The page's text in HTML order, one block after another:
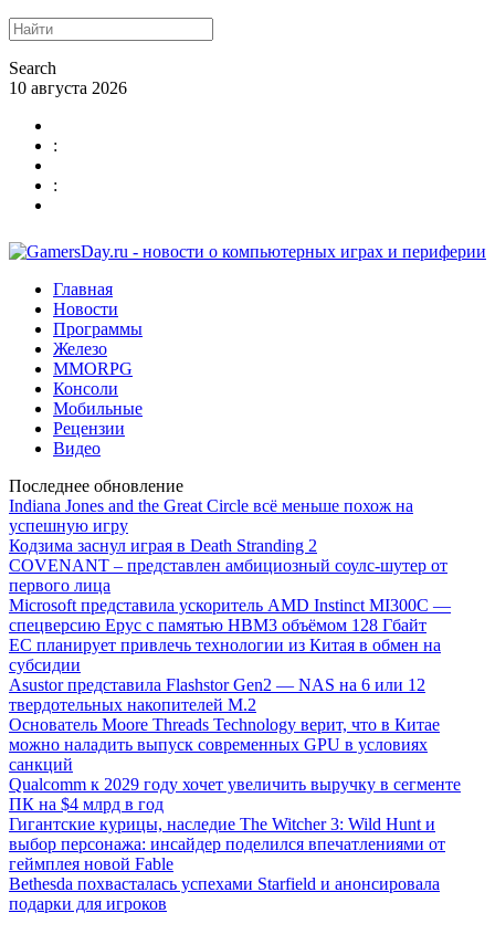
Search
10 августа 2026
:
:
Главная
Новости
Программы
Железо
MMORPG
Консоли
Мобильные
Рецензии
Видео
Последнее обновление
Indiana Jones and the Great Circle всё меньше похож на
успешную игру
Кодзима заснул играя в Death Stranding 2
COVENANT – представлен амбициозный соулс-шутер от
первого лица
Microsoft представила ускоритель AMD Instinct MI300C —
спецверсию Epyc с памятью HBM3 объёмом 128 Гбайт
ЕС планирует привлечь технологии из Китая в обмен на
субсидии
Asustor представила Flashstor Gen2 — NAS на 6 или 12
твердотельных накопителей M.2
Основатель Moore Threads Technology верит, что в Китае
можно наладить выпуск современных GPU в условиях
санкций
Qualcomm к 2029 году хочет увеличить выручку в сегменте
ПК на $4 млрд в год
Гигантские курицы, наследие The Witcher 3: Wild Hunt и
выбор персонажа: инсайдер поделился впечатлениями от
геймплея новой Fable
Bethesda похвасталась успехами Starfield и анонсировала
подарки для игроков